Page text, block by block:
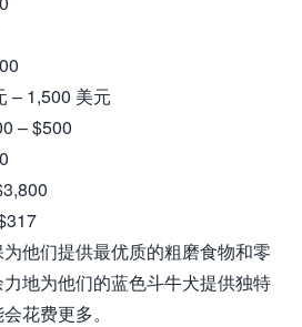
– 1,500 美元
– $500
他们提供最优质的粗磨食物和零
地为他们的蓝色斗牛犬提供独特
花费更多。